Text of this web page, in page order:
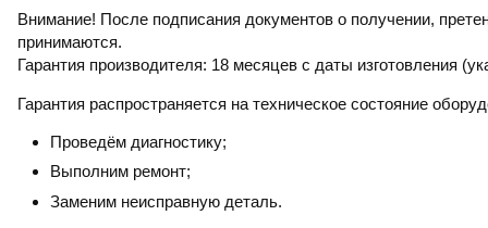
Внимание! После подписания документов о получении,
принимаются.
Гарантия производителя: 18 месяцев с даты изготовления
Гарантия распространяется на техническое состояние
Проведём диагностику;
Выполним ремонт;
Заменим неисправную деталь.